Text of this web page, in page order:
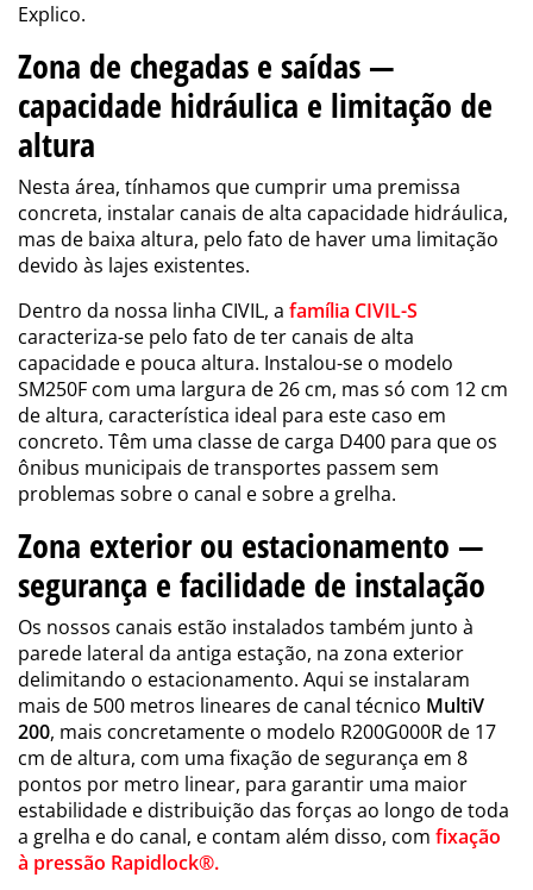
Explico.
Zona de chegadas e saídas —
capacidade hidráulica e limitação de
altura
Nesta área, tínhamos que cumprir uma premissa
concreta, instalar canais de alta capacidade hidráulica,
mas de baixa altura, pelo fato de haver uma limitação
devido às lajes existentes.
Dentro da nossa linha CIVIL, a família CIVIL-S
caracteriza-se pelo fato de ter canais de alta
capacidade e pouca altura. Instalou-se o modelo
SM250F com uma largura de 26 cm, mas só com 12 cm
de altura, característica ideal para este caso em
concreto. Têm uma classe de carga D400 para que os
ônibus municipais de transportes passem sem
problemas sobre o canal e sobre a grelha.
Zona exterior ou estacionamento —
segurança e facilidade de instalação
Os nossos canais estão instalados também junto à
parede lateral da antiga estação, na zona exterior
delimitando o estacionamento. Aqui se instalaram
mais de 500 metros lineares de canal técnico MultiV
200, mais concretamente o modelo R200G000R de 17
cm de altura, com uma fixação de segurança em 8
pontos por metro linear, para garantir uma maior
estabilidade e distribuição das forças ao longo de toda
a grelha e do canal, e contam além disso, com fixação
à pressão Rapidlock®.